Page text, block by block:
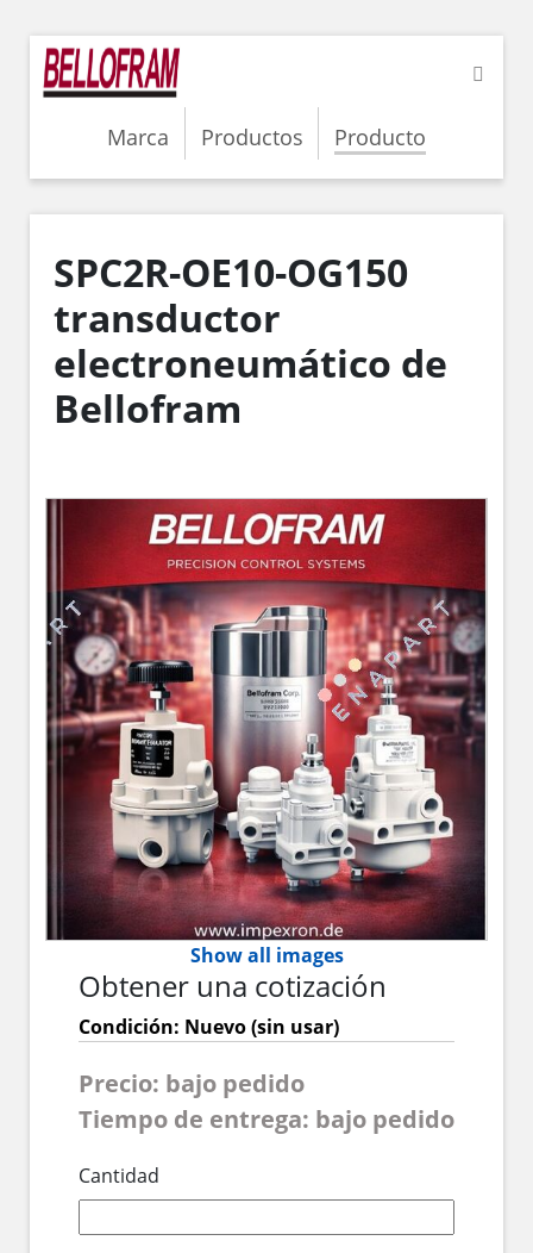
Marca Productos Producto
SPC2R-OE10-OG150
transductor
electroneumático de
Bellofram
Show all images
Obtener una cotización
Condición: Nuevo (sin usar)
Precio: bajo pedido
Tiempo de entrega: bajo pedido
Cantidad